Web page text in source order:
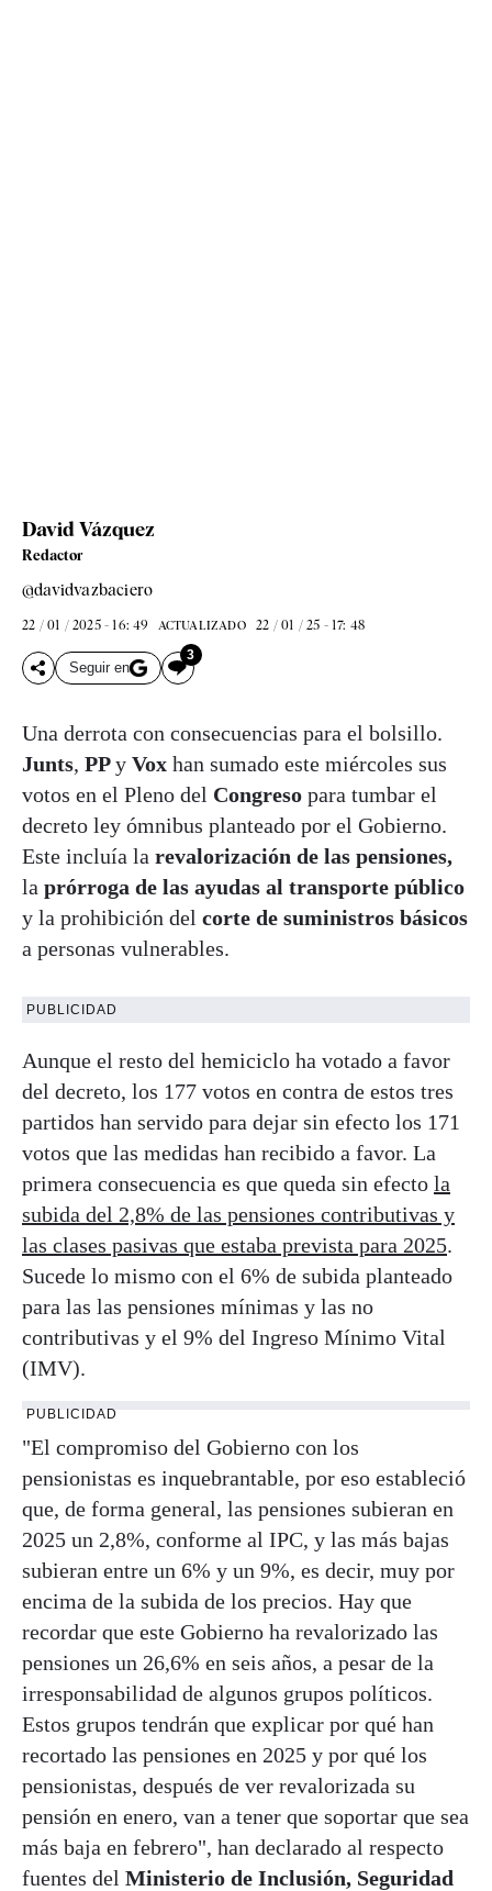
David Vázquez
Redactor
@davidvazbaciero
22 / 01 / 2025 - 16: 49 ACTUALIZADO 22 / 01 / 25 - 17: 48
Seguir en
3
Una derrota con consecuencias para el bolsillo.
Junts, PPy Vox han sumado este miércoles sus
votos en el Pleno del Congreso para tumbar el
decreto ley ómnibus planteado por el Gobierno.
Este incluía la revalorización de las pensiones,
la prórroga de las ayudas al transporte público
y la prohibición del corte de suministros básicos
a personas vulnerables.
PUBLICIDAD
Aunque el resto del hemiciclo ha votado a favor
del decreto, los 177 votos en contra de estos tres
partidos han servido para dejar sin efecto los 171
votos que las medidas han recibido a favor. La
primera consecuencia es que queda sin efecto la
subida del 2,8% de las pensiones contributivas y
las clases pasivas que estaba prevista para 2025.
Sucede lo mismo con el 6% de subida planteado
para las las pensiones mínimas y las no
contributivas y el 9% del Ingreso Mínimo Vital
(IMV).
PUBLICIDAD
"El compromiso del Gobierno con los
pensionistas es inquebrantable, por eso estableció
que, de forma general, las pensiones subieran en
2025 un 2,8%, conforme al IPC, y las más bajas
subieran entre un 6% y un 9%, es decir, muy por
encima de la subida de los precios. Hay que
recordar que este Gobierno ha revalorizado las
pensiones un 26,6% en seis años, a pesar de la
irresponsabilidad de algunos grupos políticos.
Estos grupos tendrán que explicar por qué han
recortado las pensiones en 2025 y por qué los
pensionistas, después de ver revalorizada su
pensión en enero, van a tener que soportar que sea
más baja en febrero", han declarado al respecto
fuentes del Ministerio de Inclusión, Seguridad